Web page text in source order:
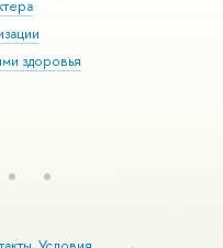
здоровья